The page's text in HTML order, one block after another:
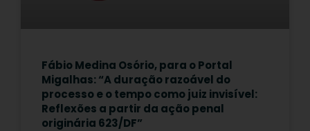
Fábio Medina Osório, para o Portal
Migalhas: “A duração razoável do
processo e o tempo como juiz invisível:
Reflexões a partir da ação penal
originária 623/DF”